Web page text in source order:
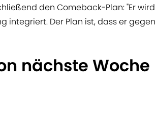
den Comeback-Plan: "Er wird
integriert. Der Plan ist, dass er gegen
nächste Woche